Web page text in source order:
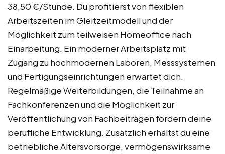
38,50 €/Stunde. Du profitierst von flexiblen
Arbeitszeiten im Gleitzeitmodell und der
Möglichkeit zum teilweisen Homeoffice nach
Einarbeitung. Ein moderner Arbeitsplatz mit
Zugang zu hochmodernen Laboren, Messsystemen
und Fertigungseinrichtungen erwartet dich.
Regelmäßige Weiterbildungen, die Teilnahme an
Fachkonferenzen und die Möglichkeit zur
Veröffentlichung von Fachbeiträgen fördern deine
berufliche Entwicklung. Zusätzlich erhältst du eine
betriebliche Altersvorsorge, vermögenswirksame